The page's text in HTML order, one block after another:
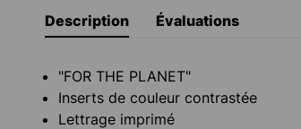
Description Évaluations
"FOR THE PLANET"
Inserts de couleur contrastée
Lettrage imprimé